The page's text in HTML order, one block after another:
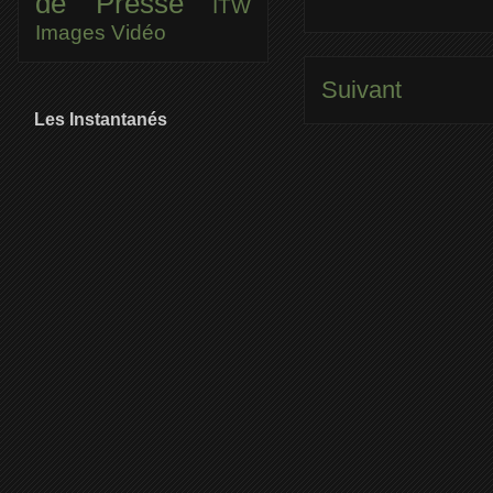
Suivant
ITW
Images Vidéo
Les Instantanés